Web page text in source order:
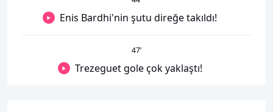
Enis Bardhi'nin şutu direğe takıldı!
47’
Trezeguet gole çok yaklaştı!